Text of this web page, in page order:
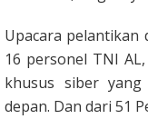
Upacara
16 personel TNI
khusus siber
depan. Dan dari 51